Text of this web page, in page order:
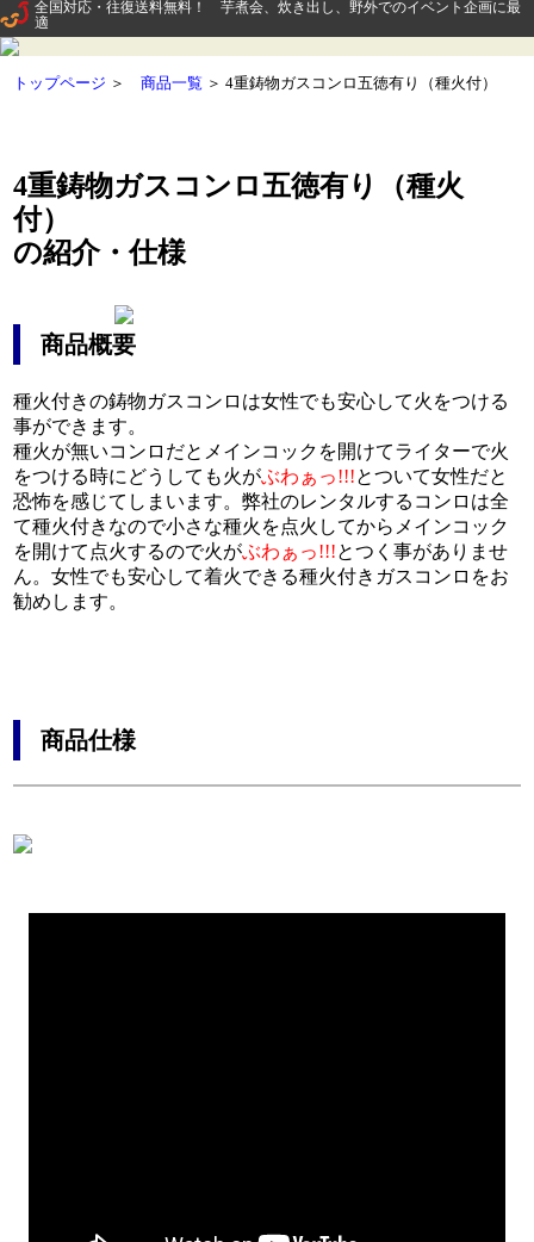
全国対応・往復送料無料！ 芋煮会、炊き出し、野外でのイベント企画に最
適
トップページ ＞商品一覧 ＞ 4重鋳物ガスコンロ五徳有り（種火付）
4重鋳物ガスコンロ五徳有り（種火
付）
の紹介・仕様
商品概要
種火付きの鋳物ガスコンロは女性でも安心して火をつける
事ができます。
種火が無いコンロだとメインコックを開けてライターで火
をつける時にどうしても火がぶわぁっ!!!とついて女性だと
恐怖を感じてしまいます。弊社のレンタルするコンロは全
て種火付きなので小さな種火を点火してからメインコック
を開けて点火するので火がぶわぁっ!!!とつく事がありませ
ん。女性でも安心して着火できる種火付きガスコンロをお
勧めします。
商品仕様
お客
予約
お支
お
保温
上
採用